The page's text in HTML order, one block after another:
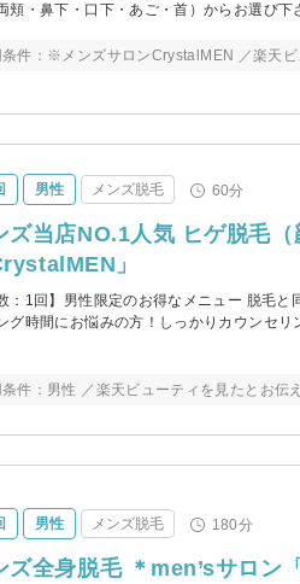
頬・鼻下・口下・あご・首）からお選び下
件：※メンズサロンCrystalMEN ／楽天ビ
男性 メンズ脱毛 60分
ズ当店NO.1人気 ヒゲ脱毛
」
数：1回】男性限定のお得なメニュー 脱毛
グ時間にお悩みの方！しっかりカウンセ
件：男性 ／楽天ビューティを見たとお伝
男性 メンズ脱毛 180分
ズ全身脱毛 ＊men’sサロン